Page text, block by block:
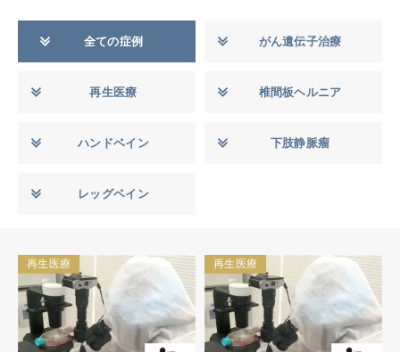
全ての症例 がん遺伝子治療
再生医療 椎間板ヘルニア
ハンドベイン 下肢静脈瘤
レッグベイン
再生医療 再生医療